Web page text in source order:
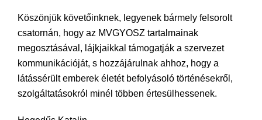
Köszönjük követőinknek, legyenek bármely felsorolt
csatornán, hogy az MVGYOSZ tartalmainak
megosztásával, lájkjaikkal támogatják a szervezet
kommunikációját, s hozzájárulnak ahhoz, hogy a
látássérült emberek életét befolyásoló történésekről,
szolgáltatásokról minél többen értesülhessenek.